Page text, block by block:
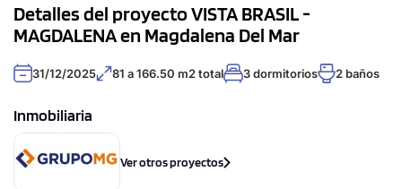
Detalles del proyecto VISTA BRASIL -
MAGDALENA en Magdalena Del Mar
31/12/2025 81 a 166.50 m2 total 3 dormitorios 2 baños
Inmobiliaria
Ver otros proyectos